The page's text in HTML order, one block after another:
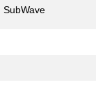
SubWave